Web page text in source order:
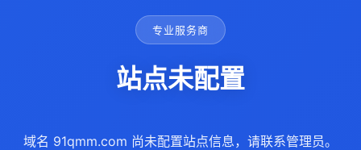
专业服务商
站点未配置
域名 91qmm.com 尚未配置站点信息，请联系管理员。